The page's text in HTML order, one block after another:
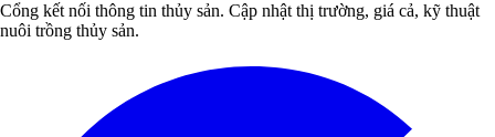
Cổng kết nối thông tin thủy sản. Cập nhật thị trường, giá cả, kỹ thuật
nuôi trồng thủy sản.